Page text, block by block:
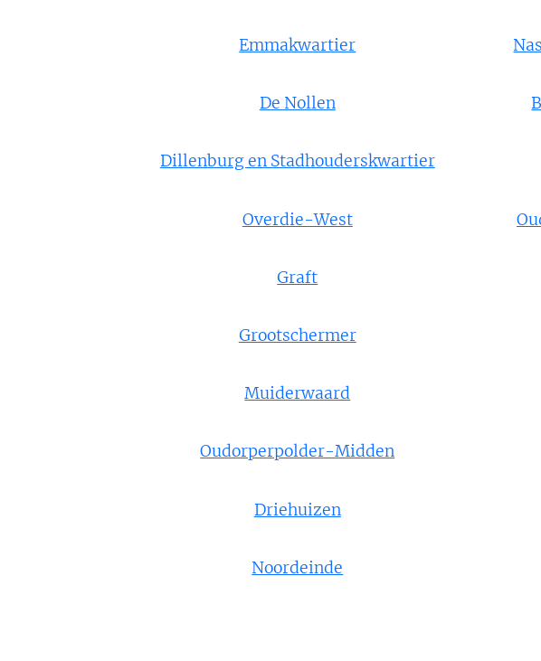
Emmakwartier
De Nollen
Dillenburg en Stadhouderskwartier
Overdie-West
Graft
Grootschermer
Muiderwaard
Oudorperpolder-Midden
Driehuizen
Noordeinde